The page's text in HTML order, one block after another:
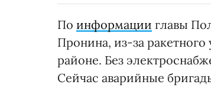
По информации главы
Пронина, из-за
районе. Без
Сейчас аварийные